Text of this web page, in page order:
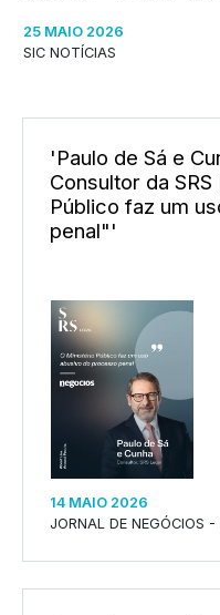
25 MAIO 2026
SIC NOTÍCIAS
'Paulo de Sá e
Consultor da
Público faz um
penal"'
14 MAIO 2026
JORNAL DE NEGÓCIOS -